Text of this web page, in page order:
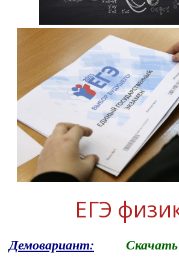
ЕГЭ
Демовариант:
Скачать